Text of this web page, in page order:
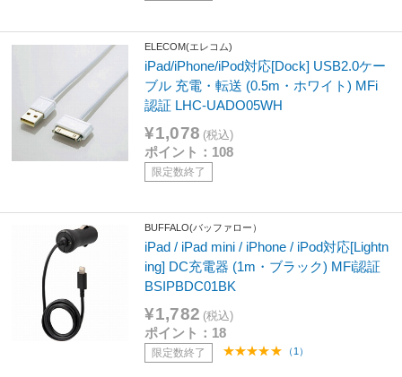
ELECOM(エレコム)
iPad/iPhone/iPod対応[Dock] USB2.0ケー
ブル 充電・転送 (0.5m・ホワイト) MFi
認証 LHC-UADO05WH
¥1,078 (税込)
ポイント：108
限定数終了
BUFFALO(バッファロー）
iPad / iPad mini / iPhone / iPod対応[Lightn
ing] DC充電器 (1m・ブラック) MFi認証
BSIPBDC01BK
¥1,782 (税込)
ポイント：18
限定数終了 （1）